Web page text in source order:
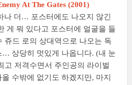
At The Gates (2001)
나 더… 포스터에도 나오지 않긴
게 뭐 있다고 포스터에 얼굴을 들
쥬드 로의 상대역으로 나오는 독
… 상당히 멋있게 나옵니다. (내 눈
저격수면서 주인공의 라이벌
수밖에 없기도 하겠지만, 마지